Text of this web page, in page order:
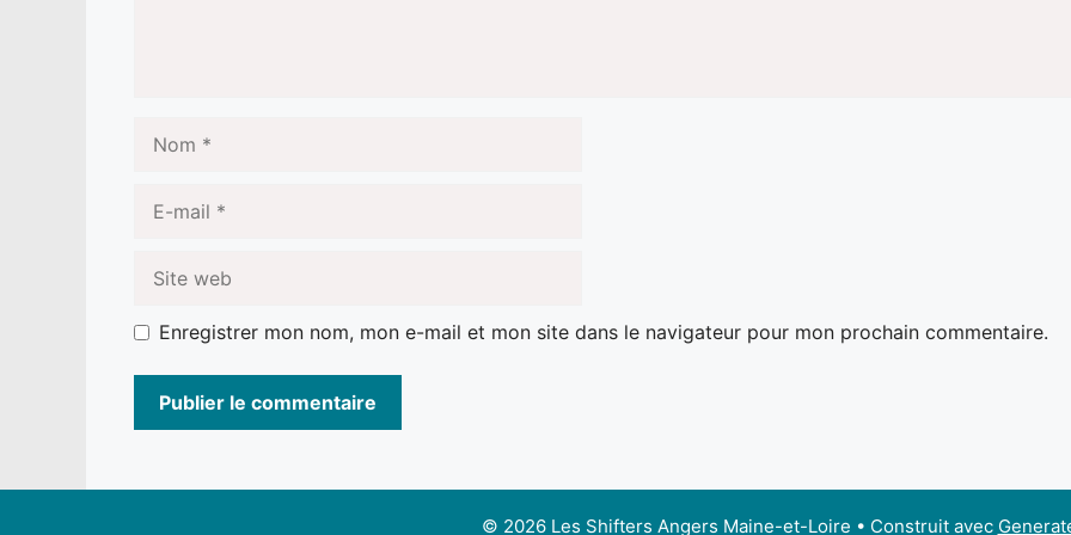
mail
web
Enregistrer mon nom, mon e-mail et mon site dans le navigateur pour mon prochain commentaire.
© 2026 Les Shifters Angers Maine-et-Loire • Construit avec